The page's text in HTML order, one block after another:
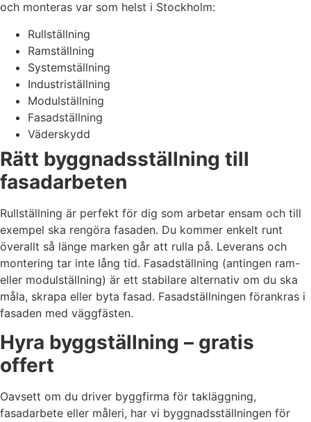
och monteras var som helst i Stockholm:
Rullställning
Ramställning
Systemställning
Industriställning
Modulställning
Fasadställning
Väderskydd
Rätt byggnadsställning till
fasadarbeten
Rullställning är perfekt för dig som arbetar ensam och till
exempel ska rengöra fasaden. Du kommer enkelt runt
överallt så länge marken går att rulla på. Leverans och
montering tar inte lång tid. Fasadställning (antingen ram-
eller modulställning) är ett stabilare alternativ om du ska
måla, skrapa eller byta fasad. Fasadställningen förankras i
fasaden med väggfästen.
Hyra byggställning – gratis
offert
Oavsett om du driver byggfirma för takläggning,
fasadarbete eller måleri, har vi byggnadsställningen för